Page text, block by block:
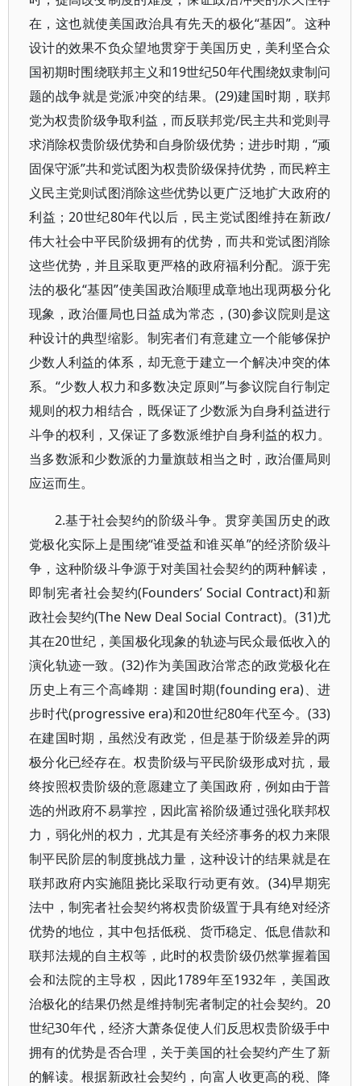
在，这也就使美国政治具有先天的极化“基因”。这种
设计的效果不负众望地贯穿于美国历史，美利坚合众
国初期时围绕联邦主义和19世纪50年代围绕奴隶制问
题的战争就是党派冲突的结果。(29)建国时期，联邦
党为权贵阶级争取利益，而反联邦党/民主共和党则寻
求消除权贵阶级优势和自身阶级优势；进步时期，“顽
固保守派”共和党试图为权贵阶级保持优势，而民粹主
义民主党则试图消除这些优势以更广泛地扩大政府的
利益；20世纪80年代以后，民主党试图维持在新政/
伟大社会中平民阶级拥有的优势，而共和党试图消除
这些优势，并且采取更严格的政府福利分配。源于宪
法的极化“基因”使美国政治顺理成章地出现两极分化
现象，政治僵局也日益成为常态，(30)参议院则是这
种设计的典型缩影。制宪者们有意建立一个能够保护
少数人利益的体系，却无意于建立一个解决冲突的体
系。“少数人权力和多数决定原则”与参议院自行制定
规则的权力相结合，既保证了少数派为自身利益进行
斗争的权利，又保证了多数派维护自身利益的权力。
当多数派和少数派的力量旗鼓相当之时，政治僵局则
应运而生。
2.基于社会契约的阶级斗争。贯穿美国历史的政
党极化实际上是围绕“谁受益和谁买单”的经济阶级斗
争，这种阶级斗争源于对美国社会契约的两种解读，
即制宪者社会契约(Founders’ Social Contract)和新
政社会契约(The New Deal Social Contract)。(31)尤
其在20世纪，美国极化现象的轨迹与民众最低收入的
演化轨迹一致。(32)作为美国政治常态的政党极化在
历史上有三个高峰期：建国时期(founding era)、进
步时代(progressive era)和20世纪80年代至今。(33)
在建国时期，虽然没有政党，但是基于阶级差异的两
极分化已经存在。权贵阶级与平民阶级形成对抗，最
终按照权贵阶级的意愿建立了美国政府，例如由于普
选的州政府不易掌控，因此富裕阶级通过强化联邦权
力，弱化州的权力，尤其是有关经济事务的权力来限
制平民阶层的制度挑战力量，这种设计的结果就是在
联邦政府内实施阻挠比采取行动更有效。(34)早期宪
法中，制宪者社会契约将权贵阶级置于具有绝对经济
优势的地位，其中包括低税、货币稳定、低息借款和
联邦法规的自主权等，此时的权贵阶级仍然掌握着国
会和法院的主导权，因此1789年至1932年，美国政
治极化的结果仍然是维持制宪者制定的社会契约。20
世纪30年代，经济大萧条促使人们反思权贵阶级手中
拥有的优势是否合理，关于美国的社会契约产生了新
的解读。根据新政社会契约，向富人收更高的税、降